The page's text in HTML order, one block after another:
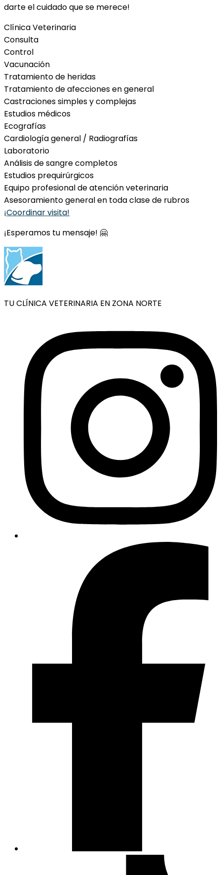
darte el cuidado que se merece!
Clínica Veterinaria
Consulta
Control
Vacunación
Tratamiento de heridas
Tratamiento de afecciones en general
Castraciones simples y complejas
Estudios médicos
Ecografías
Cardiología general / Radiografías
Laboratorio
Análisis de sangre completos
Estudios prequirúrgicos
Equipo profesional de atención veterinaria
Asesoramiento general en toda clase de rubros
¡Coordinar visita!
¡Esperamos tu mensaje! 🤗
TU CLÍNICA VETERINARIA EN ZONA NORTE